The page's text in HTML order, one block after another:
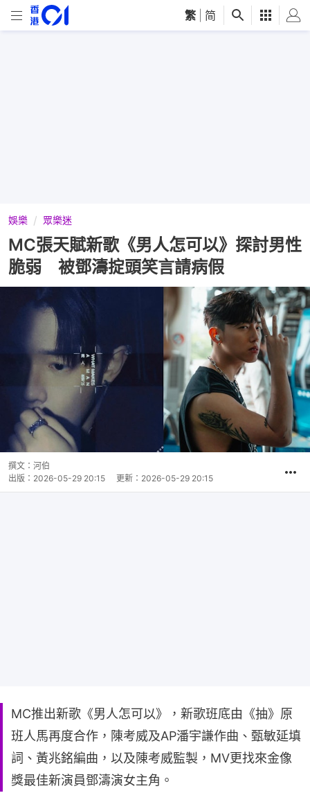
繁 简
娛樂 眾樂迷
MC張天賦新歌《男人怎可以》探討男性
脆弱 被鄧濤掟頭笑言請病假
撰文： 河伯
出版： 2026-05-29 20:15 更新： 2026-05-29 20:15
MC推出新歌《男人怎可以》，新歌班底由《抽》原
班人馬再度合作，陳考威及AP潘宇謙作曲、甄敏延填
詞、黃兆銘編曲，以及陳考威監製，MV更找來金像
獎最佳新演員鄧濤演女主角。